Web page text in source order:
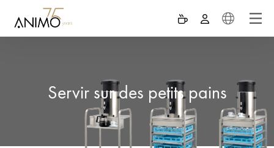
Servir sur des petits pains